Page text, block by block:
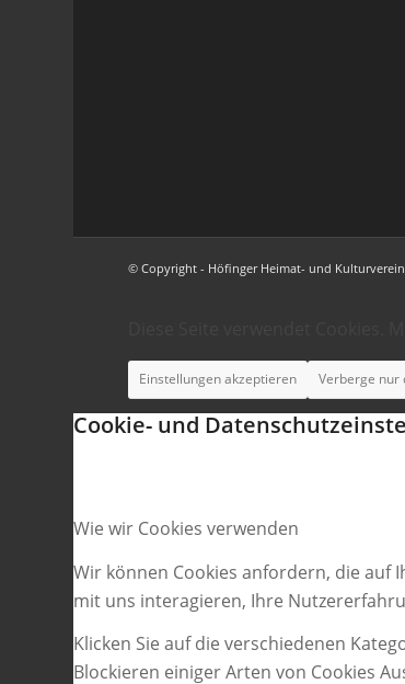
© Copyright - Höfinger Heimat- und
Einstellungen akzeptieren Verberge nur
Cookie- und
Wie wir Cookies verwenden
Wir können Cookies anfordern, die auf
mit uns interagieren, Ihre
Klicken Sie auf die verschiedenen
Blockieren einiger Arten von Cookies